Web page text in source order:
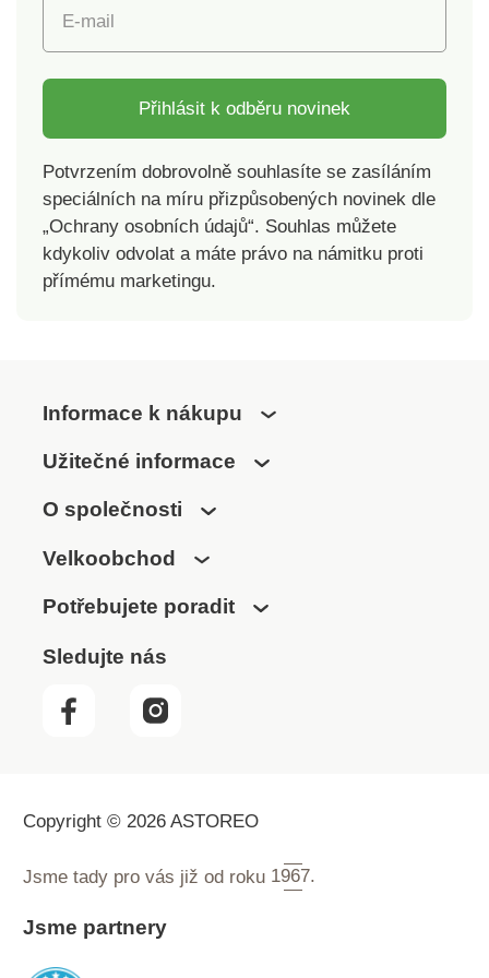
E-mail
Přihlásit k odběru novinek
Potvrzením dobrovolně souhlasíte se zasíláním
speciálních na míru přizpůsobených novinek dle
„Ochrany osobních údajů“. Souhlas můžete
kdykoliv odvolat a máte právo na námitku proti
přímému marketingu.
Informace k nákupu
Užitečné informace
O společnosti
Velkoobchod
Potřebujete poradit
Sledujte nás
Copyright © 2026 ASTOREO
Jsme tady pro vás již od roku 1967.
Jsme partnery